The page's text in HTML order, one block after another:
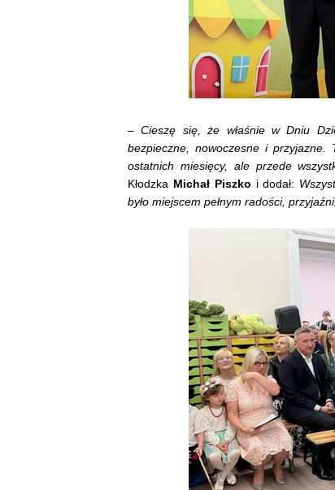
–Cieszę się, że właśnie w Dniu
bezpieczne, nowoczesne i przyjazne.
ostatnich miesięcy, ale przede
Kłodzka Michał Piszko i dodał:
było miejscem pełnym radości,